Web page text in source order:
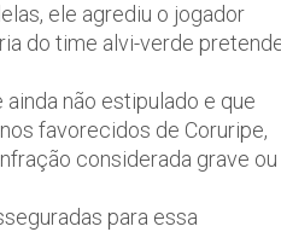
ele agrediu o jogador
do time alvi-verde
não estipulado e que
favorecidos de Coruripe,
considerada grave ou
para essa